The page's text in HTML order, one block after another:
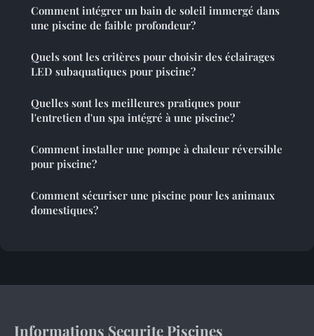
Comment intégrer un bain de soleil immergé dans
une piscine de faible profondeur?
Quels sont les critères pour choisir des éclairages
LED subaquatiques pour piscine?
Quelles sont les meilleures pratiques pour
l'entretien d'un spa intégré à une piscine?
Comment installer une pompe à chaleur réversible
pour piscine?
Comment sécuriser une piscine pour les animaux
domestiques?
Informations Securite Piscines